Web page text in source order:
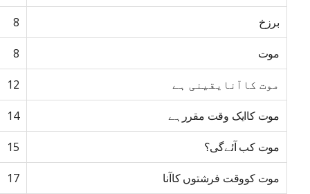
برزخ 8
موت 8
موت کاآنایقینی ہے 12
موت کاایک وقت مقررہے 14
موت کب آئےگی؟ 15
موت کووقت فرشتوں کاآنا 17